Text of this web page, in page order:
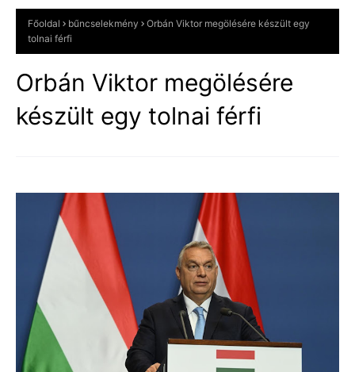
Főoldal bűncselekmény
Orbán Viktor megölésére készült egy
tolnai férfi
Orbán Viktor megölésére
készült egy tolnai férfi